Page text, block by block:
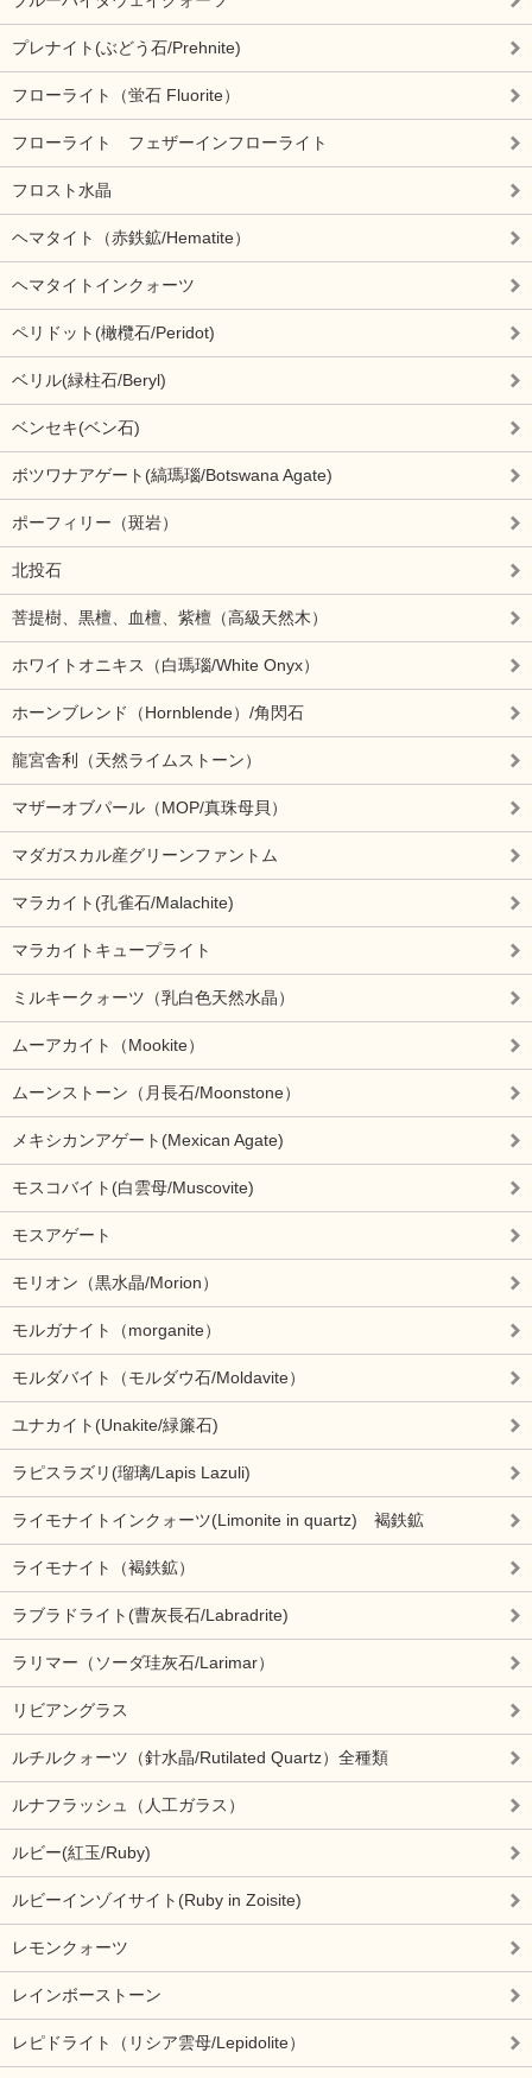
プレナイト(ぶどう石/Prehnite)
フローライト（蛍石 Fluorite）
フローライト フェザーインフローライト
フロスト水晶
ヘマタイト（赤鉄鉱/Hematite）
ヘマタイトインクォーツ
ペリドット(橄欖石/Peridot)
ベリル(緑柱石/Beryl)
ベンセキ(ベン石)
ボツワナアゲート(縞瑪瑙/Botswana Agate)
ポーフィリー（斑岩）
北投石
菩提樹、黒檀、血檀、紫檀（高級天然木）
ホワイトオニキス（白瑪瑙/White Onyx）
ホーンブレンド（Hornblende）/角閃石
龍宮舎利（天然ライムストーン）
マザーオブパール（MOP/真珠母貝）
マダガスカル産グリーンファントム
マラカイト(孔雀石/Malachite)
マラカイトキュープライト
ミルキークォーツ（乳白色天然水晶）
ムーアカイト（Mookite）
ムーンストーン（月長石/Moonstone）
メキシカンアゲート(Mexican Agate)
モスコバイト(白雲母/Muscovite)
モスアゲート
モリオン（黒水晶/Morion）
モルガナイト（morganite）
モルダバイト（モルダウ石/Moldavite）
ユナカイト(Unakite/緑簾石)
ラピスラズリ(瑠璃/Lapis Lazuli)
ライモナイトインクォーツ(Limonite in quartz) 褐鉄鉱
ライモナイト（褐鉄鉱）
ラブラドライト(曹灰長石/Labradrite)
ラリマー（ソーダ珪灰石/Larimar）
リビアングラス
ルチルクォーツ（針水晶/Rutilated Quartz）全種類
ルナフラッシュ（人工ガラス）
ルビー(紅玉/Ruby)
ルビーインゾイサイト(Ruby in Zoisite)
レモンクォーツ
レインボーストーン
レピドライト（リシア雲母/Lepidolite）